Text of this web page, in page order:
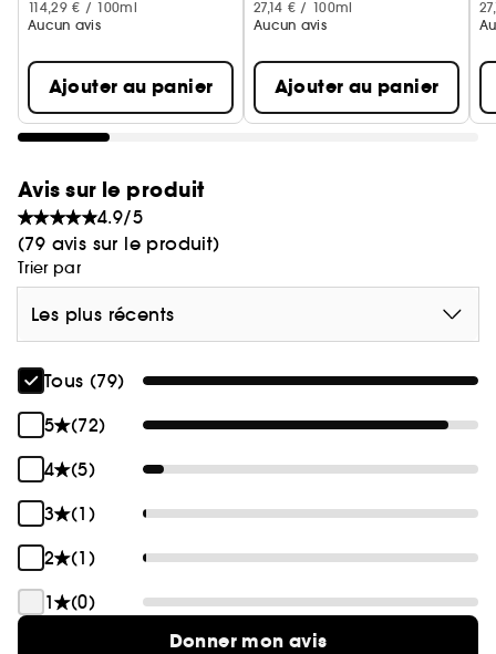
114,29 € / 100ml
Aucun avis
Ajouter au panier
27,14 € / 100ml
Aucun avis
Ajouter au panier
Avis sur le produit
4.9/5
(79 avis sur le produit)
Trier par
Les plus récents
Tous (79)
5
(72)
4
(5)
3
(1)
2
(1)
1
(0)
Donner mon avis